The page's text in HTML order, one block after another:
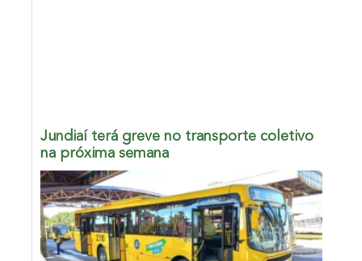
Jundiaí terá greve no transporte coletivo
na próxima semana